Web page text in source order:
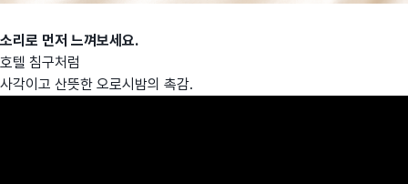
소리로 먼저 느껴보세요.
호텔 침구처럼
사각이고 산뜻한 오로시밤의 촉감.